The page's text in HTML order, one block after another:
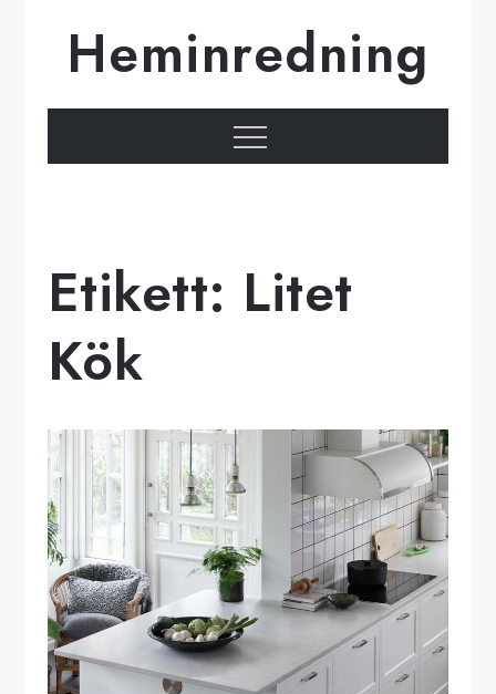
Heminredning
Meny
Etikett: Litet
Kök